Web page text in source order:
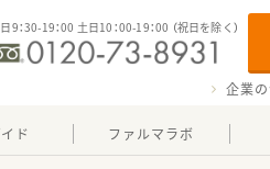
9：30-19：00 土日10：00-19：00 （祝日を除く）
企業
ド ファルマラボ